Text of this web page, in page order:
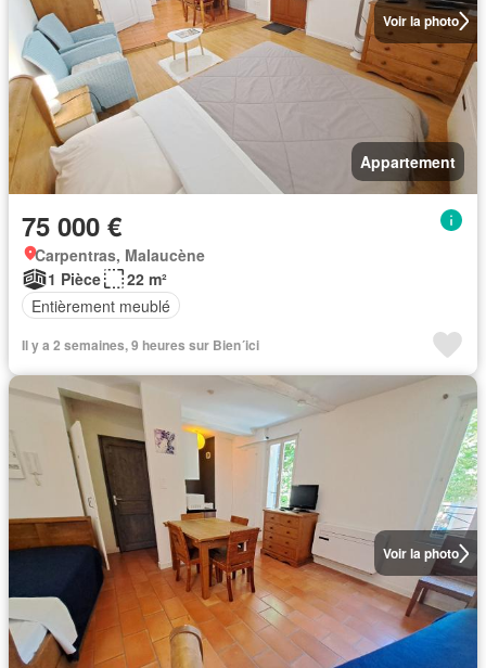
Voir la photo
Appartement
75 000 €
Carpentras, Malaucène
1 Pièce
22 m²
Entièrement meublé
Il y a 2 semaines, 9 heures sur Bien´ici
Voir la photo